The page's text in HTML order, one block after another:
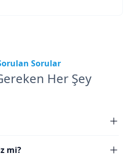
Sorular
Her Şey
mi?